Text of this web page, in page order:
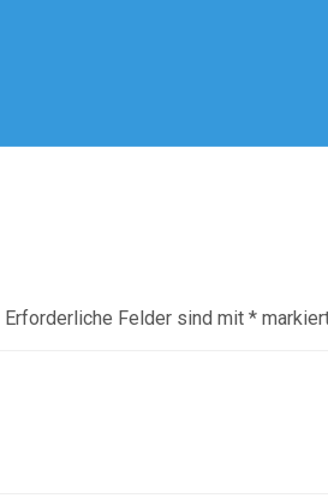
Erforderliche Felder sind mit *